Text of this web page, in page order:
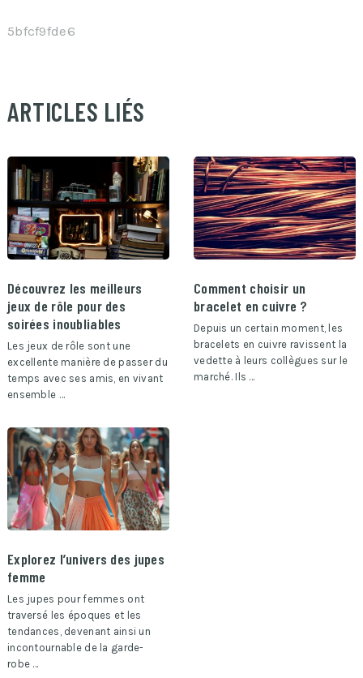
5bfcf9fde6
ARTICLES LIÉS
Découvrez les meilleurs
jeux de rôle pour des
soirées inoubliables
Les jeux de rôle sont une
excellente manière de passer du
temps avec ses amis, en vivant
ensemble …
Comment choisir un
bracelet en cuivre ?
Depuis un certain moment, les
bracelets en cuivre ravissent la
vedette à leurs collègues sur le
marché. Ils …
Explorez l’univers des jupes
femme
Les jupes pour femmes ont
traversé les époques et les
tendances, devenant ainsi un
incontournable de la garde-
robe …